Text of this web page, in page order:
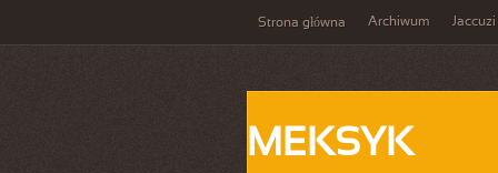
Strona główna Archiwum Jaccuzi
MEKSYK